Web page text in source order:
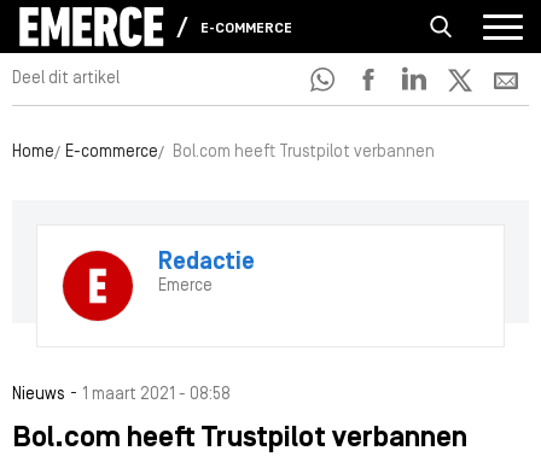
E-COMMERCE
Deel dit artikel
Home E-commerce Bol.com heeft Trustpilot verbannen
Redactie
Emerce
Nieuws - 1 maart 2021 - 08:58
Bol.com heeft Trustpilot verbannen